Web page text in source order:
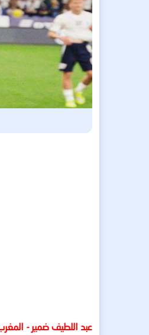
عبد اللطيف ضمير -